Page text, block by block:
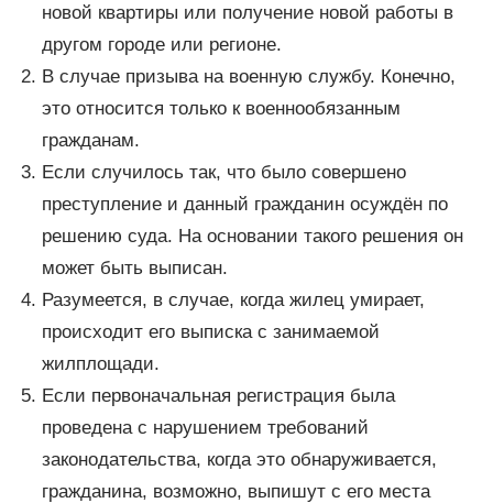
новой квартиры или получение новой работы в
другом городе или регионе.
В случае призыва на военную службу. Конечно,
это относится только к военнообязанным
гражданам.
Если случилось так, что было совершено
преступление и данный гражданин осуждён по
решению суда. На основании такого решения он
может быть выписан.
Разумеется, в случае, когда жилец умирает,
происходит его выписка с занимаемой
жилплощади.
Если первоначальная регистрация была
проведена с нарушением требований
законодательства, когда это обнаруживается,
гражданина, возможно, выпишут с его места